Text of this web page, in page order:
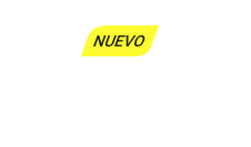
NUEVO